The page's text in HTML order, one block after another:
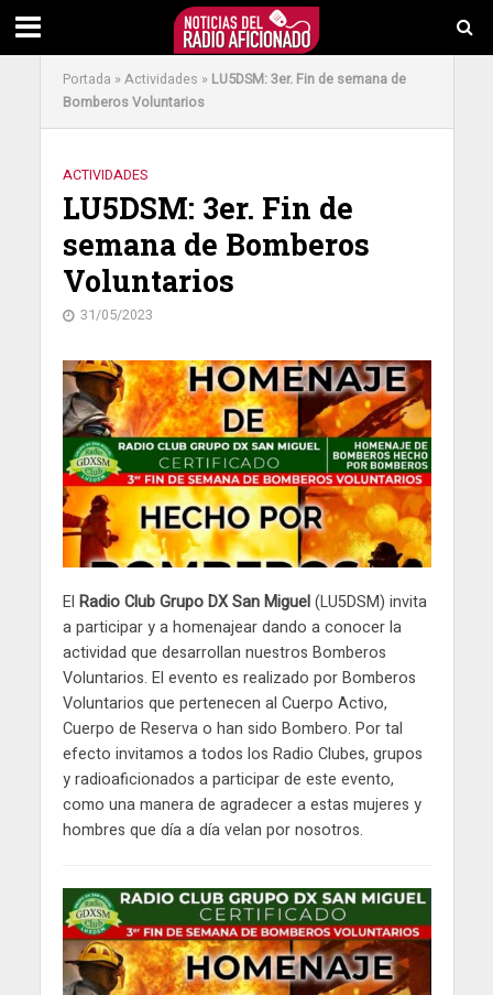
Portada »Actividades » LU5DSM: 3er. Fin de semana de
Bomberos Voluntarios
ACTIVIDADES
LU5DSM: 3er. Fin de
semana de Bomberos
Voluntarios
31/05/2023
El Radio Club Grupo DX San Miguel(LU5DSM) invita
a participar y a homenajear dando a conocer la
actividad que desarrollan nuestros Bomberos
Voluntarios. El evento es realizado por Bomberos
Voluntarios que pertenecen al Cuerpo Activo,
Cuerpo de Reserva o han sido Bombero. Por tal
efecto invitamos a todos los Radio Clubes, grupos
y radioaficionados a participar de este evento,
como una manera de agradecer a estas mujeres y
hombres que día a día velan por nosotros.